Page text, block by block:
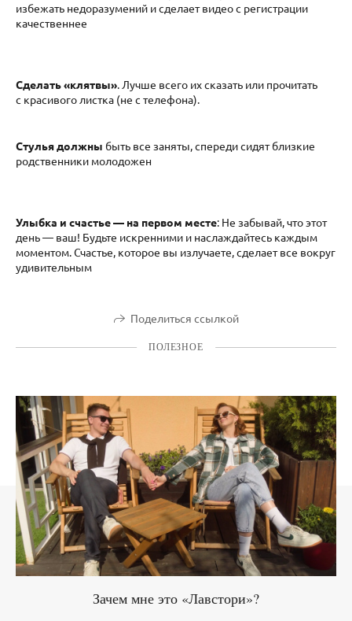
избежать недоразумений и сделает видео с регистрации
качественнее
Сделать «клятвы». Лучше всего их сказать или прочитать
с красивого листка (не с телефона).
Стулья должны быть все заняты, спереди сидят близкие
родственники молодожен
Улыбка и счастье — на первом месте: Не забывай, что этот
день — ваш! Будьте искренними и наслаждайтесь каждым
моментом. Счастье, которое вы излучаете, сделает все вокруг
удивительным
Поделиться ссылкой
ПОЛЕЗНОЕ
Зачем мне это «Лавстори»?